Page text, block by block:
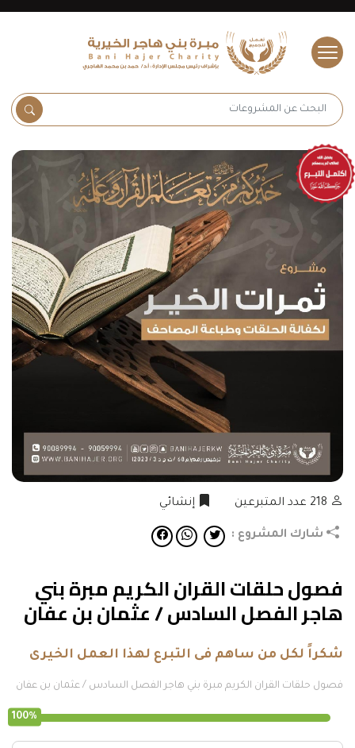
البحث عن المشروعات
218 عدد المتبرعين إنشائي
شارك المشروع :
فصول حلقات القران الكريم مبرة بني
هاجر الفصل السادس / عثمان بن عفان
شكراً لكل من ساهم فى التبرع لهذا العمل الخيرى
فصول حلقات القران الكريم مبرة بني هاجر الفصل السادس / عثمان بن عفان
100%